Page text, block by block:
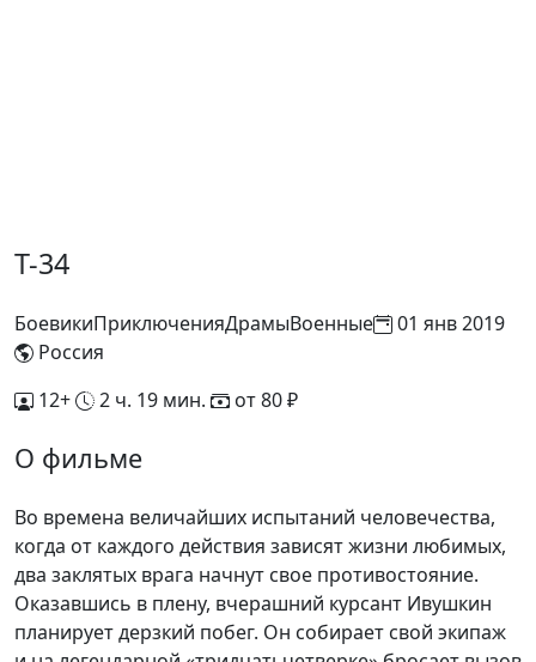
Т-34
БоевикиПриключенияДрамыВоенные
01 янв 2019
Россия
12+
2 ч. 19 мин. от 80 ₽
О фильме
Во времена величайших испытаний человечества,
когда от каждого действия зависят жизни любимых,
два заклятых врага начнут свое противостояние.
Оказавшись в плену, вчерашний курсант Ивушкин
планирует дерзкий побег. Он собирает свой экипаж